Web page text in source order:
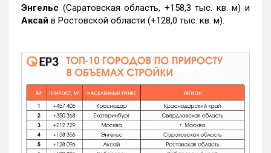
Энгельс (Саратовская область, +158,3 тыс. кв. м) и
Аксай в Ростовской области (+128,0 тыс. кв. м).